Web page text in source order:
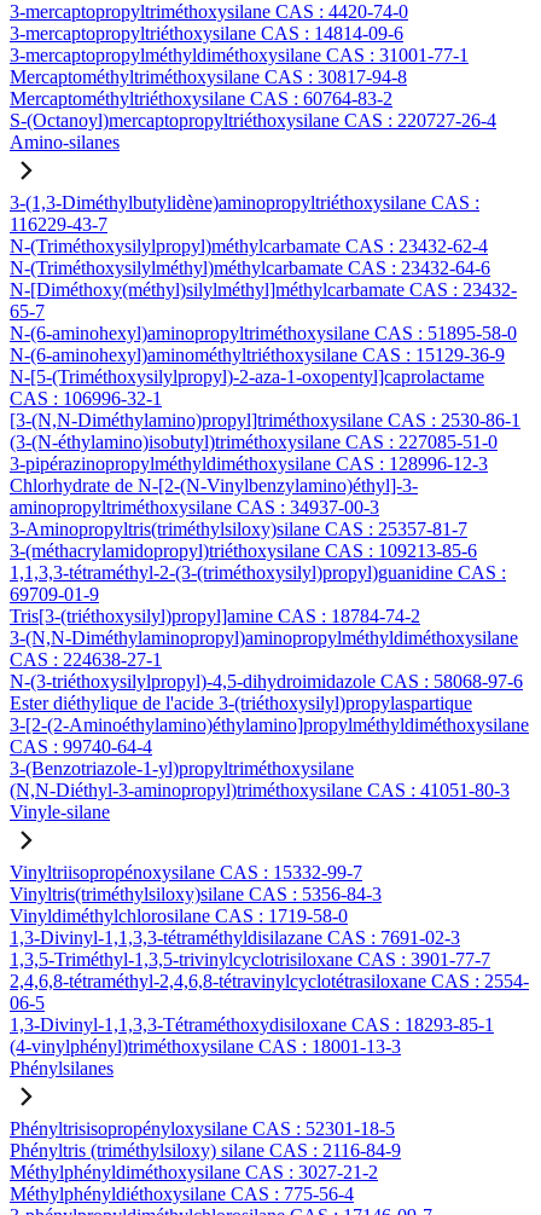
3-mercaptopropyltriméthoxysilane CAS : 4420-74-0
3-mercaptopropyltriéthoxysilane CAS : 14814-09-6
3-mercaptopropylméthyldiméthoxysilane CAS : 31001-77-1
Mercaptométhyltriméthoxysilane CAS : 30817-94-8
Mercaptométhyltriéthoxysilane CAS : 60764-83-2
S-(Octanoyl)mercaptopropyltriéthoxysilane CAS : 220727-26-4
Amino-silanes
3-(1,3-Diméthylbutylidène)aminopropyltriéthoxysilane CAS :
116229-43-7
N-(Triméthoxysilylpropyl)méthylcarbamate CAS : 23432-62-4
N-(Triméthoxysilylméthyl)méthylcarbamate CAS : 23432-64-6
N-[Diméthoxy(méthyl)silylméthyl]méthylcarbamate CAS : 23432-
65-7
N-(6-aminohexyl)aminopropyltriméthoxysilane CAS : 51895-58-0
N-(6-aminohexyl)aminométhyltriéthoxysilane CAS : 15129-36-9
N-[5-(Triméthoxysilylpropyl)-2-aza-1-oxopentyl]caprolactame
CAS : 106996-32-1
[3-(N,N-Diméthylamino)propyl]triméthoxysilane CAS : 2530-86-1
(3-(N-éthylamino)isobutyl)triméthoxysilane CAS : 227085-51-0
3-pipérazinopropylméthyldiméthoxysilane CAS : 128996-12-3
Chlorhydrate de N-[2-(N-Vinylbenzylamino)éthyl]-3-
aminopropyltriméthoxysilane CAS : 34937-00-3
3-Aminopropyltris(triméthylsiloxy)silane CAS : 25357-81-7
3-(méthacrylamidopropyl)triéthoxysilane CAS : 109213-85-6
1,1,3,3-tétraméthyl-2-(3-(triméthoxysilyl)propyl)guanidine CAS :
69709-01-9
Tris[3-(triéthoxysilyl)propyl]amine CAS : 18784-74-2
3-(N,N-Diméthylaminopropyl)aminopropylméthyldiméthoxysilane
CAS : 224638-27-1
N-(3-triéthoxysilylpropyl)-4,5-dihydroimidazole CAS : 58068-97-6
Ester diéthylique de l'acide 3-(triéthoxysilyl)propylaspartique
3-[2-(2-Aminoéthylamino)éthylamino]propylméthyldiméthoxysilane
CAS : 99740-64-4
3-(Benzotriazole-1-yl)propyltriméthoxysilane
(N,N-Diéthyl-3-aminopropyl)triméthoxysilane CAS : 41051-80-3
Vinyle-silane
Vinyltriisopropénoxysilane CAS : 15332-99-7
Vinyltris(triméthylsiloxy)silane CAS : 5356-84-3
Vinyldiméthylchlorosilane CAS : 1719-58-0
1,3-Divinyl-1,1,3,3-tétraméthyldisilazane CAS : 7691-02-3
1,3,5-Triméthyl-1,3,5-trivinylcyclotrisiloxane CAS : 3901-77-7
2,4,6,8-tétraméthyl-2,4,6,8-tétravinylcyclotétrasiloxane CAS : 2554-
06-5
1,3-Divinyl-1,1,3,3-Tétraméthoxydisiloxane CAS : 18293-85-1
(4-vinylphényl)triméthoxysilane CAS : 18001-13-3
Phénylsilanes
Phényltrisisopropényloxysilane CAS : 52301-18-5
Phényltris (triméthylsiloxy) silane CAS : 2116-84-9
Méthylphényldiméthoxysilane CAS : 3027-21-2
Méthylphényldiéthoxysilane CAS : 775-56-4